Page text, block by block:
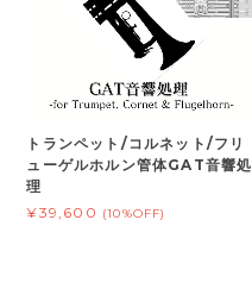
トランペット/コルネット/フリ
ューゲルホルン管体GAT音響処
理
¥39,600 (10%OFF)